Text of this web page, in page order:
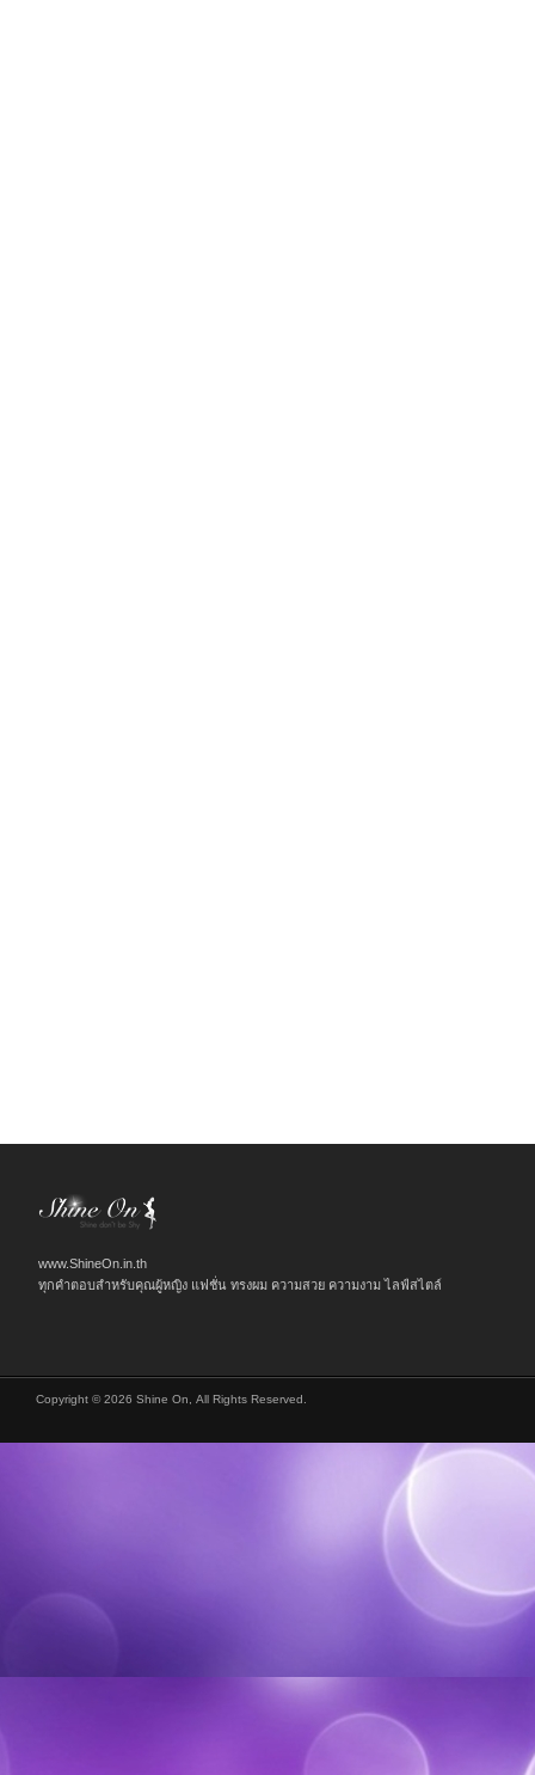
www.ShineOn.in.th
ทุกคำตอบสำหรับคุณผู้หญิง แฟชั่น ทรงผม ความสวย ความงาม ไลฟ์สไตล์
Copyright © 2026 Shine On, All Rights Reserved.